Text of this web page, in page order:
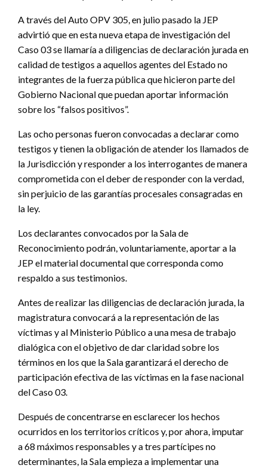
A través del Auto OPV 305, en julio pasado la JEP
advirtió que en esta nueva etapa de investigación del
Caso 03 se llamaría a diligencias de declaración jurada en
calidad de testigos a aquellos agentes del Estado no
integrantes de la fuerza pública que hicieron parte del
Gobierno Nacional que puedan aportar información
sobre los “falsos positivos”.
Las ocho personas fueron convocadas a declarar como
testigos y tienen la obligación de atender los llamados de
la Jurisdicción y responder a los interrogantes de manera
comprometida con el deber de responder con la verdad,
sin perjuicio de las garantías procesales consagradas en
la ley.
Los declarantes convocados por la Sala de
Reconocimiento podrán, voluntariamente, aportar a la
JEP el material documental que corresponda como
respaldo a sus testimonios.
Antes de realizar las diligencias de declaración jurada, la
magistratura convocará a la representación de las
víctimas y al Ministerio Público a una mesa de trabajo
dialógica con el objetivo de dar claridad sobre los
términos en los que la Sala garantizará el derecho de
participación efectiva de las víctimas en la fase nacional
del Caso 03.
Después de concentrarse en esclarecer los hechos
ocurridos en los territorios críticos y, por ahora, imputar
a 68 máximos responsables y a tres partícipes no
determinantes, la Sala empieza a implementar una